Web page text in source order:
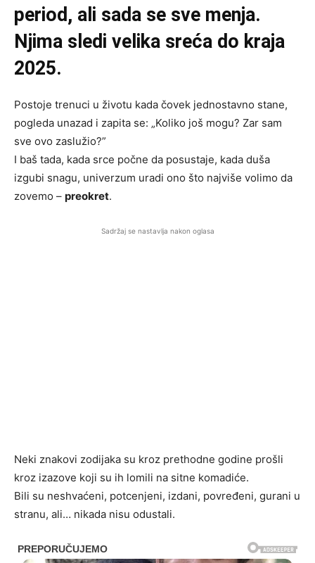
period, ali sada se sve menja.
Njima sledi velika sreća do kraja
2025.
Postoje trenuci u životu kada čovek jednostavno stane,
pogleda unazad i zapita se: „Koliko još mogu? Zar sam
sve ovo zaslužio?”
I baš tada, kada srce počne da posustaje, kada duša
izgubi snagu, univerzum uradi ono što najviše volimo da
zovemo – preokret.
Sadržaj se nastavlja nakon oglasa
Neki znakovi zodijaka su kroz prethodne godine prošli
kroz izazove koji su ih lomili na sitne komadiće.
Bili su neshvaćeni, potcenjeni, izdani, povređeni, gurani u
stranu, ali… nikada nisu odustali.